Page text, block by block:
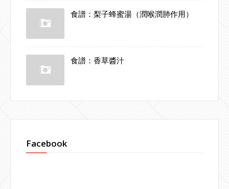
食譜：梨子蜂蜜湯（潤喉潤肺作用）
食譜：香草醬汁
Facebook